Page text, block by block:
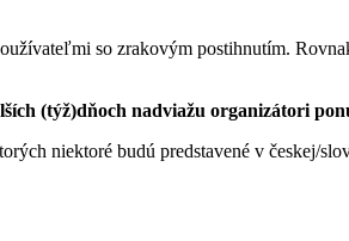
so zrakovým postihnutím.
(týž)dňoch nadviažu organizátori
niektoré budú predstavené v českej/